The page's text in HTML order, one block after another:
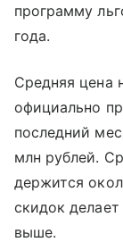
программу
года.
Средняя цена
официально
последний
млн рублей.
держится
скидок
выше.